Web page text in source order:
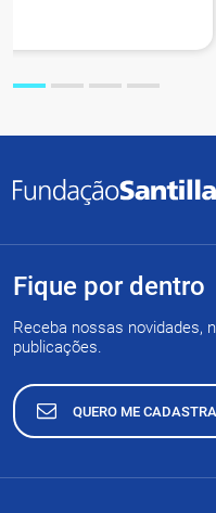
Fique por dentro
Receba nossas novidades,
publicações.
QUERO ME